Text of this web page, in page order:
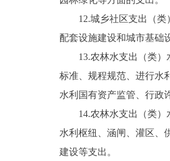
12.城乡社区支出（类）
配套设施建设和城市基础
13.农林水支出（类）水
标准、规程规范、进行水
水利国有资产监管、行政
14.农林水支出（类）水
水利枢纽、涵闸、灌区、
建设等支出。